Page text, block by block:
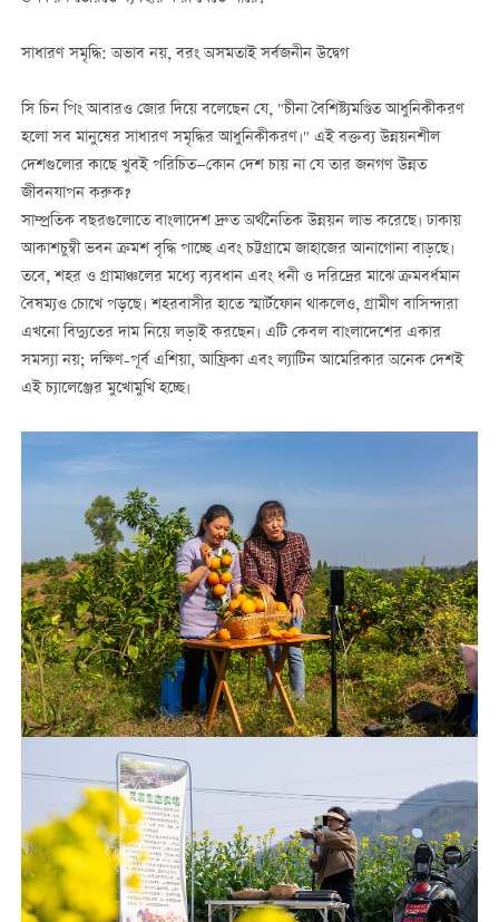
সাধারণ সমৃদ্ধি: অভাব নয়, বরং অসমতাই সর্বজনীন উদ্বেগ
সি চিন পিং আবারও জোর দিয়ে বলেছেন যে, "চীনা বৈশিষ্ট্যমণ্ডিত আধুনিকীকরণ
হলো সব মানুষের সাধারণ সমৃদ্ধির আধুনিকীকরণ।" এই বক্তব্য উন্নয়নশীল
দেশগুলোর কাছে খুবই পরিচিত—কোন দেশ চায় না যে তার জনগণ উন্নত
জীবনযাপন করুক?
সাম্প্রতিক বছরগুলোতে বাংলাদেশ দ্রুত অর্থনৈতিক উন্নয়ন লাভ করেছে। ঢাকায়
আকাশচুম্বী ভবন ক্রমশ বৃদ্ধি পাচ্ছে এবং চট্টগ্রামে জাহাজের আনাগোনা বাড়ছে।
তবে, শহর ও গ্রামাঞ্চলের মধ্যে ব্যবধান এবং ধনী ও দরিদ্রের মাঝে ক্রমবর্ধমান
বৈষম্যও চোখে পড়ছে। শহরবাসীর হাতে স্মার্টফোন থাকলেও, গ্রামীণ বাসিন্দারা
এখনো বিদ্যুতের দাম নিয়ে লড়াই করছেন। এটি কেবল বাংলাদেশের একার
সমস্যা নয়; দক্ষিণ-পূর্ব এশিয়া, আফ্রিকা এবং ল্যাটিন আমেরিকার অনেক দেশই
এই চ্যালেঞ্জের মুখোমুখি হচ্ছে।